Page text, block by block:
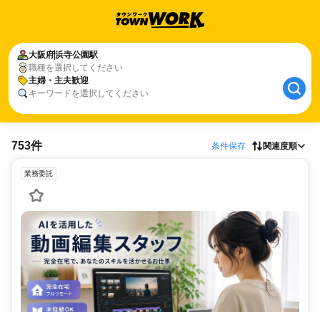
大阪府浜寺公園駅
職種を選択してください
主婦・主夫歓迎
キーワードを選択してください
753件 条件保存 関連度順
業務委託